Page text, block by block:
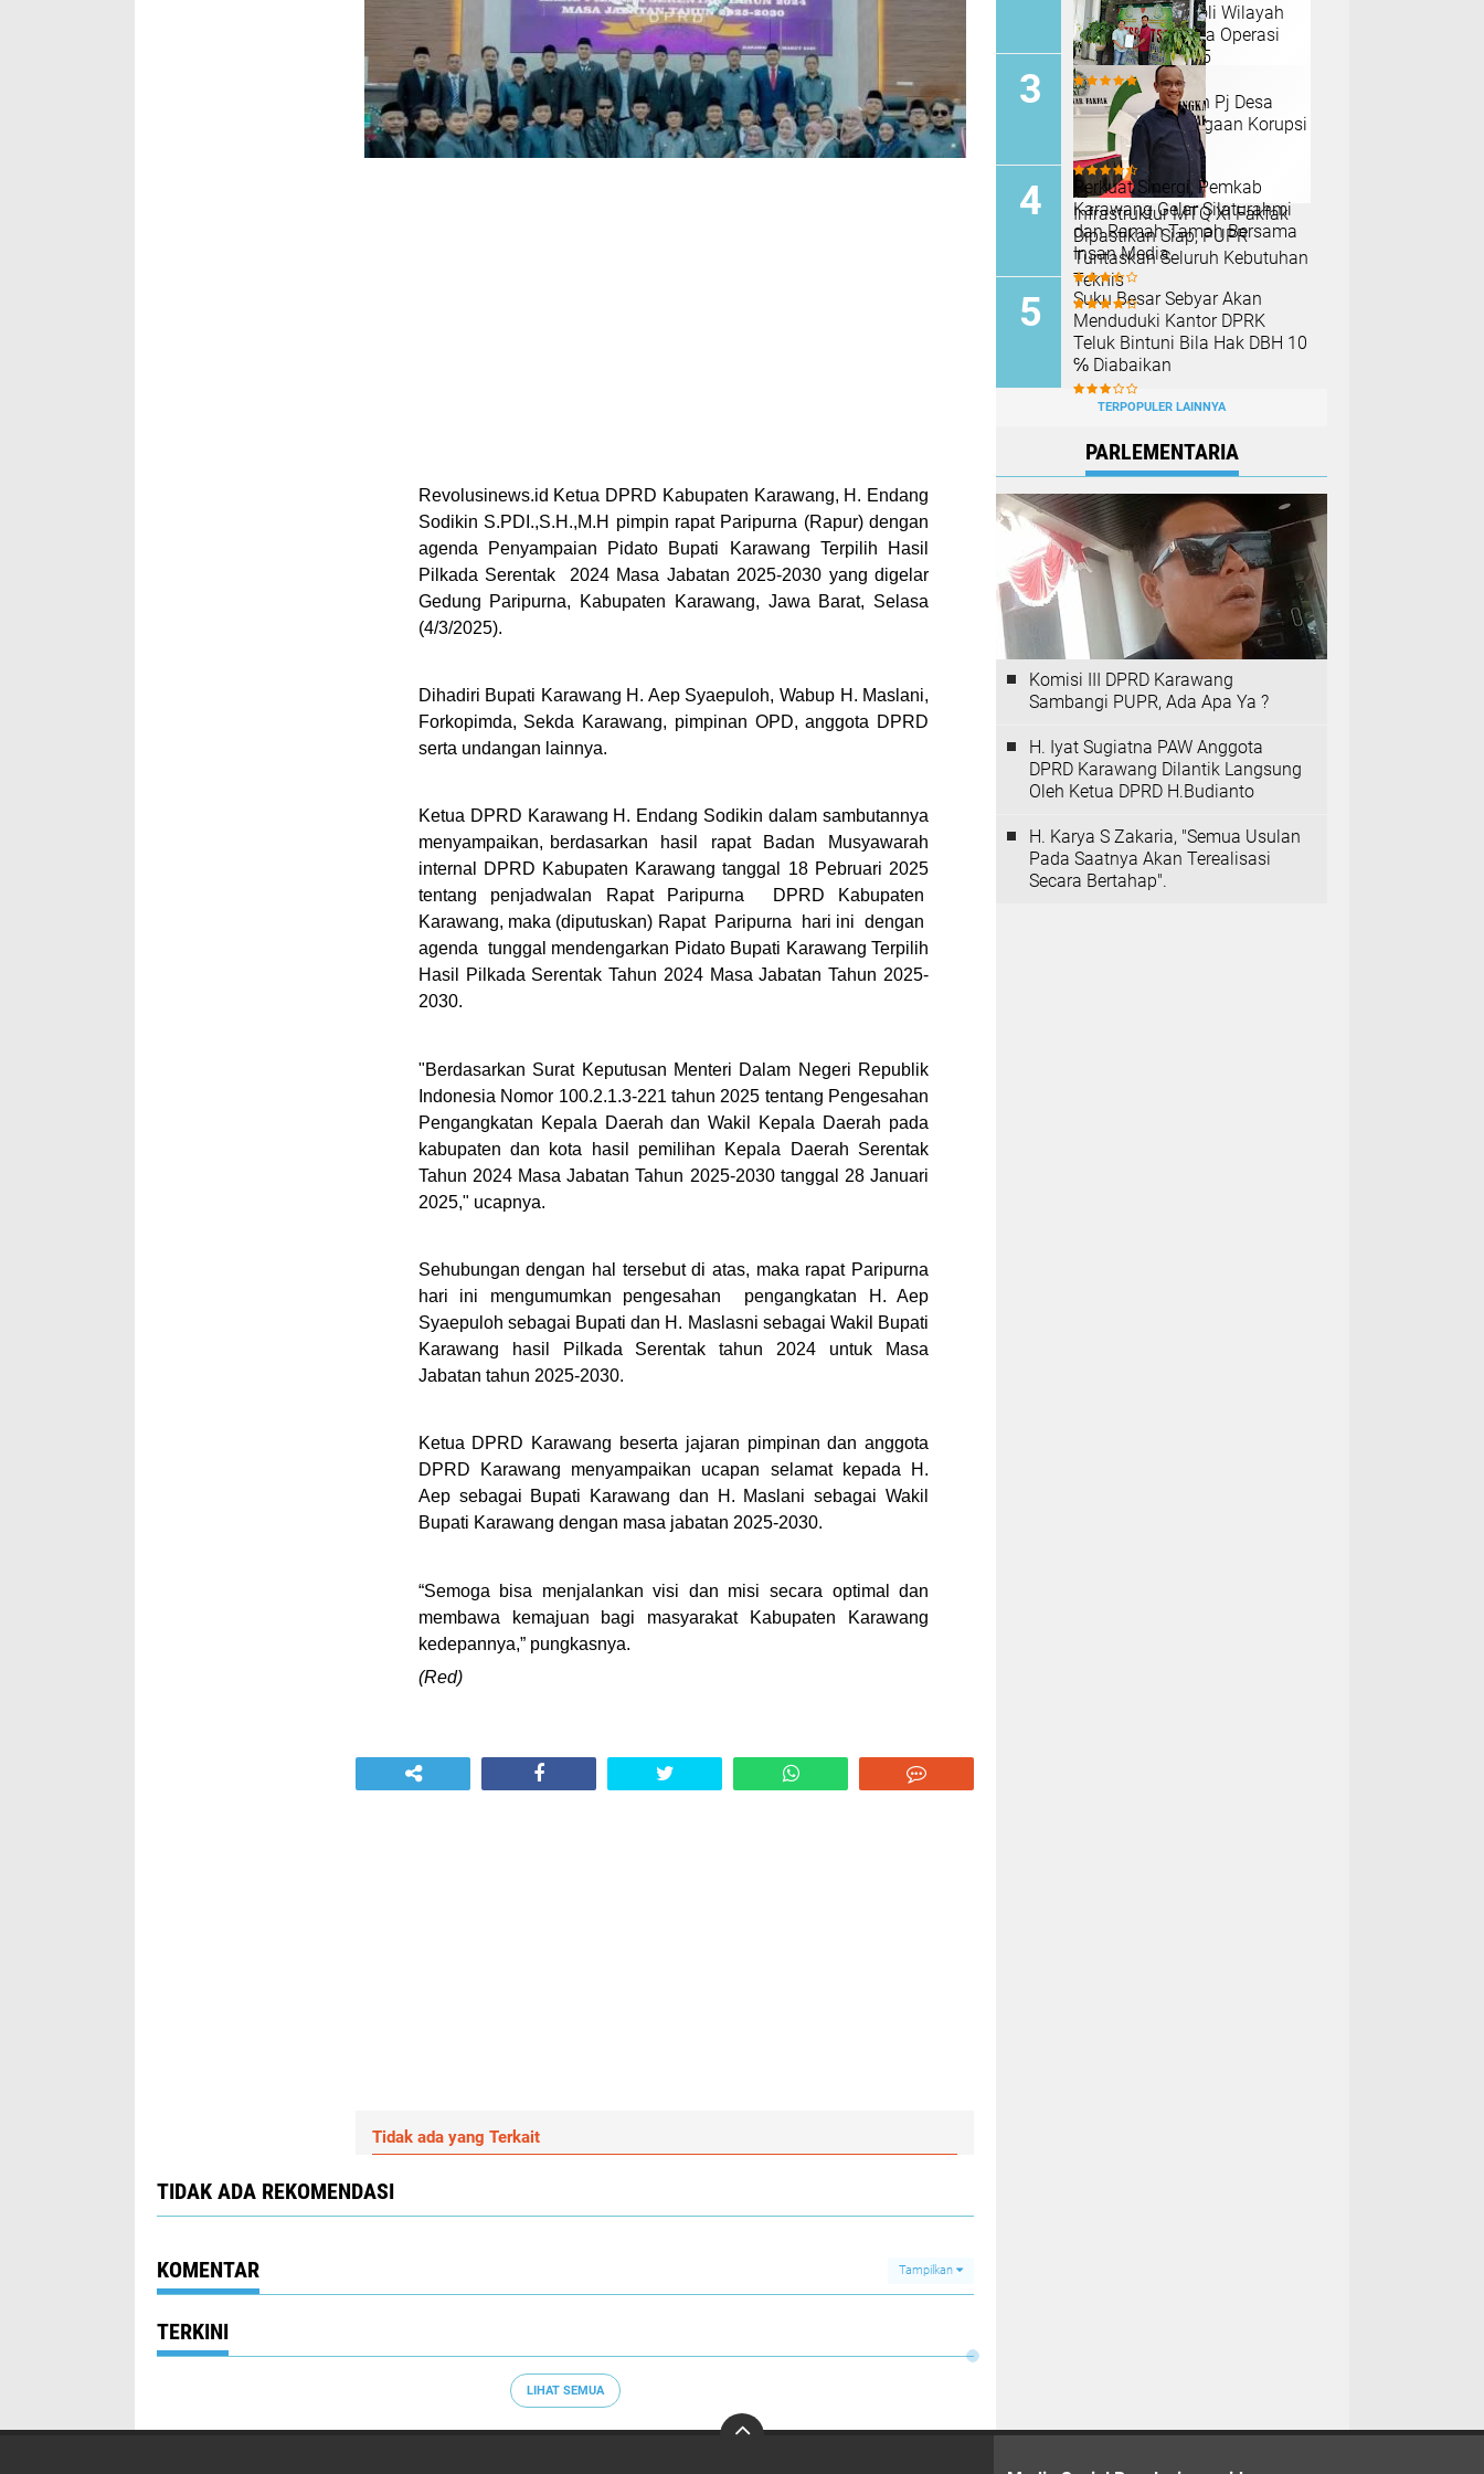
Revolusinews.id Ketua DPRD Kabupaten Karawang, H. Endang
Sodikin S.PDI.,S.H.,M.H pimpin rapat Paripurna (Rapur) dengan
agenda Penyampaian Pidato Bupati Karawang Terpilih Hasil
Pilkada Serentak
2024 Masa Jabatan 2025-2030 yang digelar
Gedung Paripurna, Kabupaten Karawang, Jawa Barat, Selasa
(4/3/2025).
Dihadiri Bupati Karawang H. Aep Syaepuloh, Wabup H. Maslani,
Forkopimda, Sekda Karawang, pimpinan OPD, anggota DPRD
serta undangan lainnya.
Ketua DPRD Karawang H. Endang Sodikin dalam sambutannya
menyampaikan, berdasarkan
hasil rapat Badan
Musyawarah
internal DPRD Kabupaten Karawang tanggal 18 Pebruari 2025
tentang penjadwalan Rapat Paripurna
DPRD Kabupaten
Karawang, maka (diputuskan) Rapat
Paripurna hari ini dengan
agenda tunggal mendengarkan Pidato Bupati Karawang Terpilih
Hasil Pilkada Serentak Tahun 2024 Masa Jabatan Tahun 2025-
2030.
"Berdasarkan Surat Keputusan Menteri Dalam Negeri Republik
Indonesia Nomor 100.2.1.3-221 tahun 2025 tentang Pengesahan
Pengangkatan Kepala Daerah dan Wakil Kepala Daerah pada
kabupaten dan kota hasil pemilihan Kepala Daerah Serentak
Tahun 2024 Masa Jabatan Tahun 2025-2030 tanggal 28 Januari
2025," ucapnya.
Sehubungan dengan hal tersebut di atas, maka rapat Paripurna
hari ini mengumumkan pengesahan
pengangkatan H. Aep
Syaepuloh sebagai Bupati dan H. Maslasni sebagai Wakil Bupati
Karawang hasil Pilkada Serentak tahun 2024 untuk Masa
Jabatan tahun 2025-2030.
Ketua DPRD Karawang beserta jajaran pimpinan dan anggota
DPRD Karawang menyampaikan ucapan selamat kepada H.
Aep sebagai Bupati Karawang dan H. Maslani sebagai Wakil
Bupati Karawang dengan masa jabatan 2025-2030.
“Semoga bisa menjalankan visi dan misi secara optimal dan
membawa kemajuan bagi masyarakat Kabupaten Karawang
kedepannya,” pungkasnya.
(Red)
Tidak ada yang Terkait
TIDAK ADA REKOMENDASI
KOMENTAR Tampilkan
TERKINI
LIHAT SEMUA
Tingkatkan Patroli Wilayah
Perkotaan Selama Operasi
Lilin Lodaya 2025
GARASI Laporkan Pj Desa
Karang Segar Dugaan Korupsi
TKD Kejari ‎
Infrastruktur MTQ XI Fakfak
Dipastikan Siap, PUPR
Tuntaskan Seluruh Kebutuhan
Teknis
Perkuat Sinergi, Pemkab
Karawang Gelar Silaturahmi
dan Ramah Tamah Bersama
Insan Media
Suku Besar Sebyar Akan
Menduduki Kantor DPRK
Teluk Bintuni Bila Hak DBH 10
℅ Diabaikan
TERPOPULER LAINNYA
PARLEMENTARIA
Komisi III DPRD Karawang
Sambangi PUPR, Ada Apa Ya ?
H. Iyat Sugiatna PAW Anggota
DPRD Karawang Dilantik Langsung
Oleh Ketua DPRD H.Budianto
H. Karya S Zakaria, "Semua Usulan
Pada Saatnya Akan Terealisasi
Secara Bertahap".